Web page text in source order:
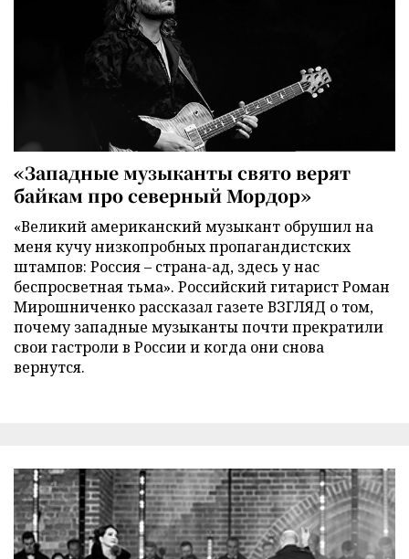
«Западные музыканты свято верят
байкам про северный Мордор»
«Великий американский музыкант обрушил на
меня кучу низкопробных пропагандистских
штампов: Россия – страна-ад, здесь у нас
беспросветная тьма». Российский гитарист Роман
Мирошниченко рассказал газете ВЗГЛЯД о том,
почему западные музыканты почти прекратили
свои гастроли в России и когда они снова
вернутся.